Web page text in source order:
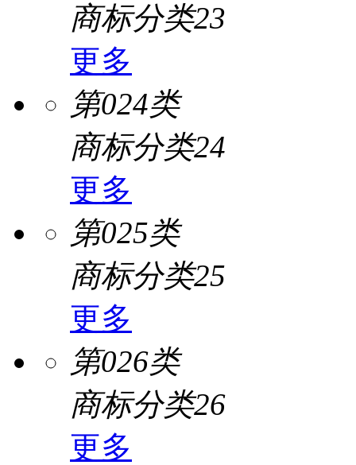
商标分类23
更多
第024类
商标分类24
更多
第025类
商标分类25
更多
第026类
商标分类26
更多